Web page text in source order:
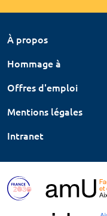
À propos
Hommage à
Offres d'emploi
Mentions légales
Intranet